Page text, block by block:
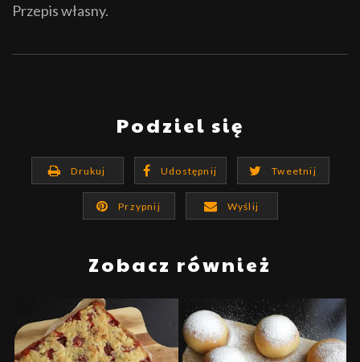
Przepis własny.
Podziel się
Drukuj Udostępnij Tweetnij
Przypnij Wyślij
Zobacz również